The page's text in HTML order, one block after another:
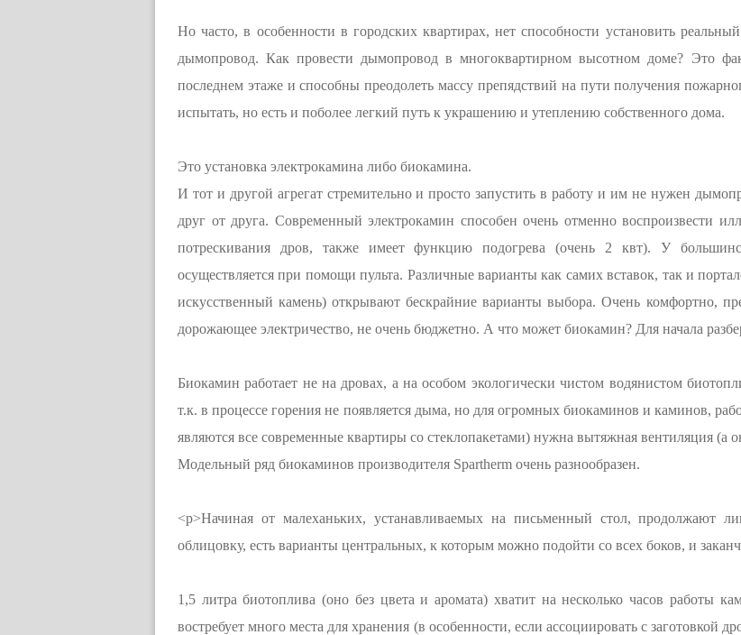
Но часто, в особенности в городских квартирах, нет способности установить
дымопровод. Как провести дымопровод в многоквартирном высотном доме? Это
последнем этаже и способны преодолеть массу препядствий на пути получения
испытать, но есть и поболее легкий путь к украшению и утеплению собственного дома.
Это установка электрокамина либо биокамина.
И тот и другой агрегат стремительно и просто запустить в работу и им не нужен
друг от друга. Современный электрокамин способен очень отменно воспроизвести
потрескивания дров, также имеет функцию подогрева (очень 2 квт). У
осуществляется при помощи пульта. Различные варианты как самих вставок, так и
искусственный камень) открывают бескрайние варианты выбора. Очень комфортно,
дорожающее электричество, не очень бюджетно. А что может биокамин? Для начала
Биокамин работает не на дровах, а на особом экологически чистом водянистом
т.к. в процессе горения не появляется дыма, но для огромных биокаминов и каминов,
являются все современные квартиры со стеклопакетами) нужна вытяжная вентиляция (а
Модельный ряд биокаминов производителя Spartherm очень разнообразен.
<p>Начиная от малеханьких, устанавливаемых на письменный стол, продолжают
облицовку, есть варианты центральных, к которым можно подойти со всех боков, и
1,5 литра биотоплива (оно без цвета и аромата) хватит на несколько часов работы
востребует много места для хранения (в особенности, если ассоциировать с заготовкой